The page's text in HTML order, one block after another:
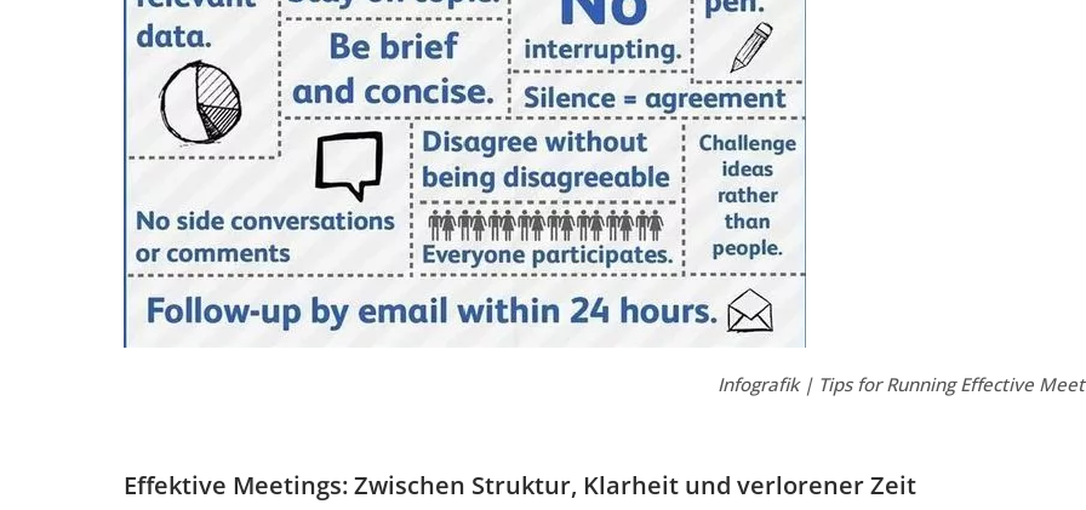
Infografik | Tips for Running Effective
Effektive Meetings: Zwischen Struktur, Klarheit und verlorener Zeit